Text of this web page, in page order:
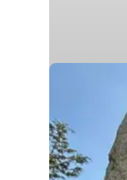
御在所にはロ